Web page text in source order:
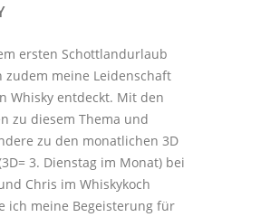
ersten Schottlandurlaub
zudem meine Leidenschaft
Whisky entdeckt. Mit den
zu diesem Thema und
zu den monatlichen 3D
3. Dienstag im Monat) bei
Chris im Whiskykoch
ich meine Begeisterung für